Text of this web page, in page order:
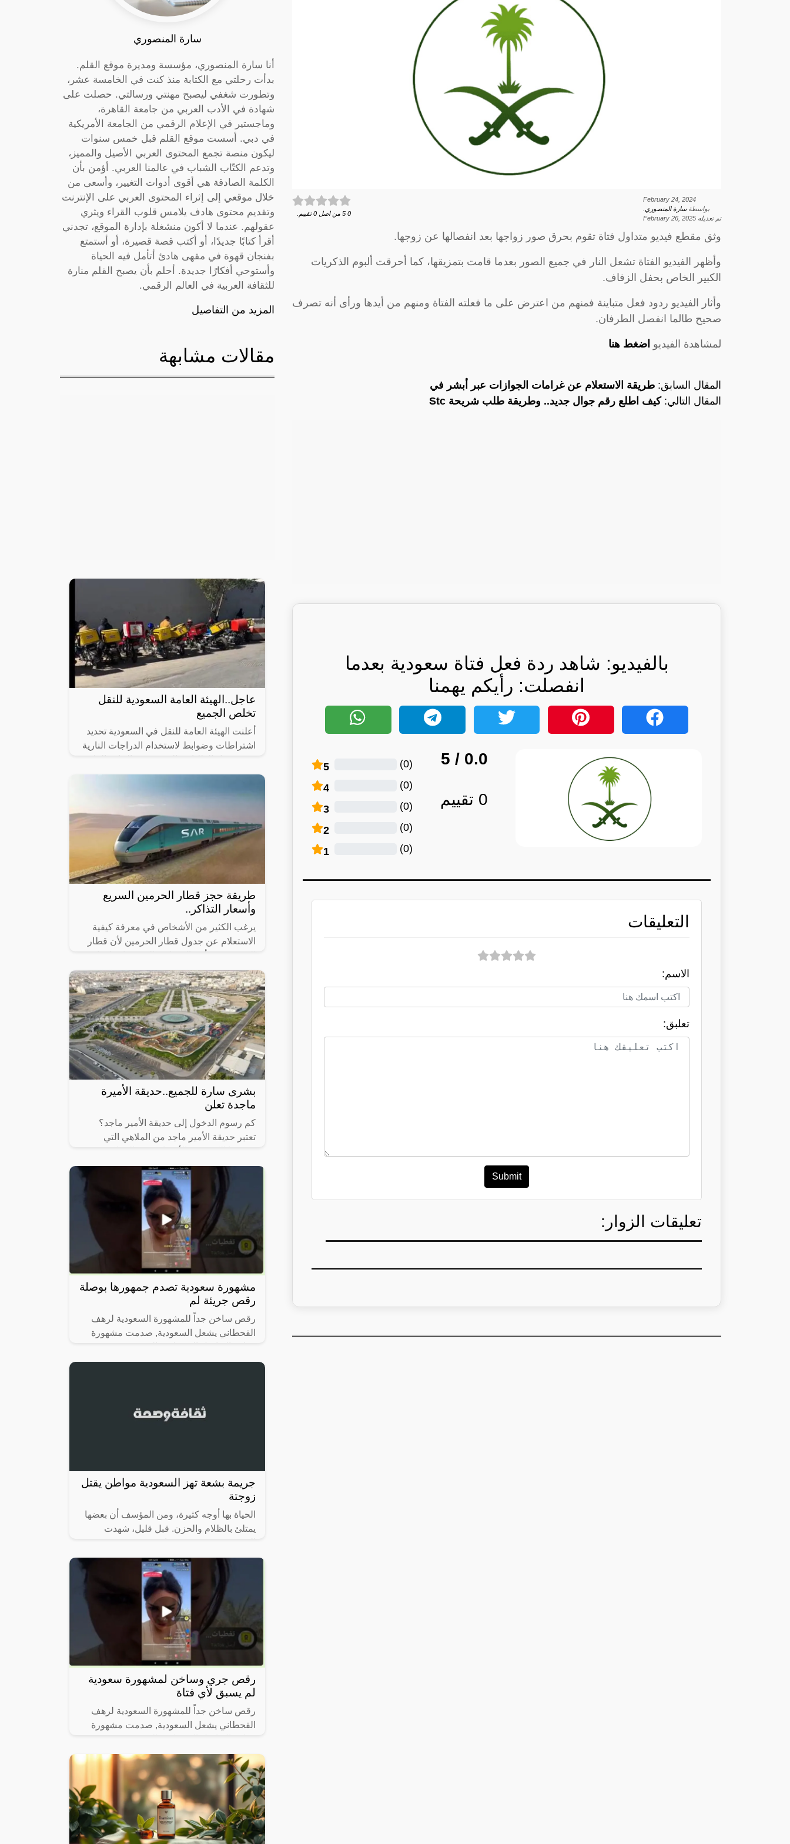
February 24, 2024
بواسطةسارة المنصوري
تم تعديله February 26, 2025
0
5 من اصل 0 تقييم.
وثق مقطع فيديو متداول فتاة تقوم بحرق صور زواجها بعد انفصالها عن زوجها.
وأظهر الفيديو الفتاة تشعل النار في جميع الصور بعدما قامت بتمزيقها، كما أحرقت ألبوم الذكريات
الكبير الخاص بحفل الزفاف.
وأثار الفيديو ردود فعل متباينة فمنهم من اعترض على ما فعلته الفتاة ومنهم من أيدها ورأى أنه تصرف
صحيح طالما انفصل الطرفان.
لمشاهدة الفيديو اضغط هنا
المقال السابق: طريقة الاستعلام عن غرامات الجوازات عبر أبشر في
المقال التالي:كيف اطلع رقم جوال جديد.. وطريقة طلب شريحة Stc
بالفيديو: شاهد ردة فعل فتاة سعودية بعدما
انفصلت: رأيكم يهمنا
0.0
/ 5
0 تقييم
5 (
0
)
4 (
0
)
3 (
0
)
2 (
0
)
1 (
0
)
التعليقات
الاسم:
تعلبق:
Submit
تعليقات الزوار:
سارة المنصوري
أنا سارة المنصوري، مؤسسة ومديرة موقع القلم.
بدأت رحلتي مع الكتابة منذ كنت في الخامسة عشر،
وتطورت شغفي ليصبح مهنتي ورسالتي. حصلت على
شهادة في الأدب العربي من جامعة القاهرة،
وماجستير في الإعلام الرقمي من الجامعة الأمريكية
في دبي. أسست موقع القلم قبل خمس سنوات
ليكون منصة تجمع المحتوى العربي الأصيل والمميز،
وتدعم الكتّاب الشباب في عالمنا العربي. أؤمن بأن
الكلمة الصادقة هي أقوى أدوات التغيير، وأسعى من
خلال موقعي إلى إثراء المحتوى العربي على الإنترنت
وتقديم محتوى هادف يلامس قلوب القراء ويثري
عقولهم. عندما لا أكون منشغلة بإدارة الموقع، تجدني
أقرأ كتابًا جديدًا، أو أكتب قصة قصيرة، أو أستمتع
بفنجان قهوة في مقهى هادئ أتأمل فيه الحياة
وأستوحي أفكارًا جديدة. أحلم بأن يصبح القلم منارة
للثقافة العربية في العالم الرقمي.
المزيد من التفاصيل
مقالات مشابهة
عاجل..الهيئة العامة السعودية للنقل
تخلص الجميع
أعلنت الهيئة العامة للنقل في السعودية تحديد
اشتراطات وضوابط لاستخدام الدراجات النارية
للمرور.
طريقة حجز قطار الحرمين السريع
وأسعار التذاكر..
يرغب الكثير من الأشخاص في معرفة كيفية
الاستعلام عن جدول قطار الحرمين لأن قطار
مؤخرًا في المملكة العربية السعودية وقد
بشرى سارة للجميع..حديقة الأميرة
ماجدة تعلن
كم رسوم الدخول إلى حديقة الأمير ماجد؟
تعتبر حديقة الأمير ماجد من الملاهي التي
العربية السعودية بغرض المتعة والاسترخاء
مشهورة سعودية تصدم جمهورها بوصلة
رقص جريئة لم
رقص ساخن جداً للمشهورة السعودية لرهف
القحطاني يشعل السعودية, صدمت مشهورة
القحطاني، الجمهور بطريقة رقصها والميكاج
جريمة بشعة تهز السعودية مواطن يقتل
زوجتة
الحياة بها أوجه كثيرة، ومن المؤسف أن بعضها
يمتلئ بالظلام والحزن. قبل قليل، شهدت
رسخت في الأذهان، وسرقت الأنفاس، حيث
رقص جري وساخن لمشهورة سعودية
لم يسبق لأي فتاة
رقص ساخن جداً للمشهورة السعودية لرهف
القحطاني يشعل السعودية, صدمت مشهورة
القحطاني، الجمهور بطريقة رقصها والميكاج
الذي